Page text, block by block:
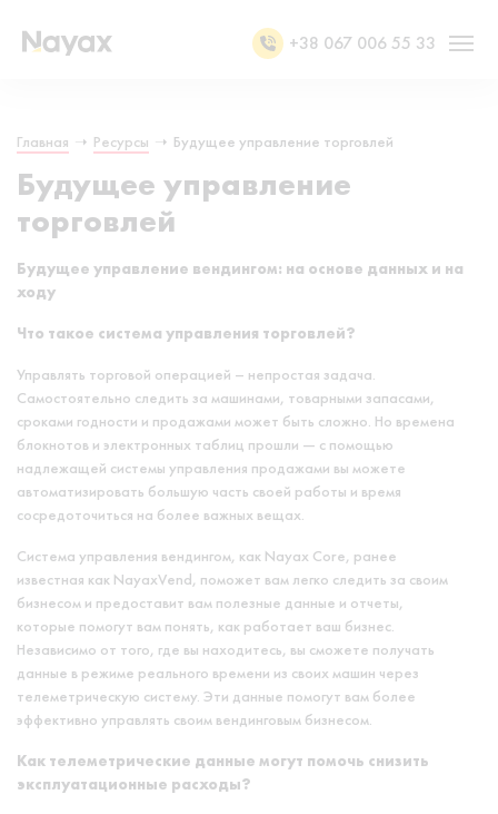
+38 067 006 55 33
Главная ➝ Ресурсы ➝ Будущее управление торговлей
Будущее управление
торговлей
Будущее управление вендингом: на основе данных и на
ходу
Что такое система управления торговлей?
Управлять торговой операцией – непростая задача.
Самостоятельно следить за машинами, товарными запасами,
сроками годности и продажами может быть сложно. Но времена
блокнотов и электронных таблиц прошли — с помощью
надлежащей системы управления продажами вы можете
автоматизировать большую часть своей работы и время
сосредоточиться на более важных вещах.
Система управления вендингом, как Nayax Core, ранее
известная как NayaxVend, поможет вам легко следить за своим
бизнесом и предоставит вам полезные данные и отчеты,
которые помогут вам понять, как работает ваш бизнес.
Независимо от того, где вы находитесь, вы сможете получать
данные в режиме реального времени из своих машин через
телеметрическую систему. Эти данные помогут вам более
эффективно управлять своим вендинговым бизнесом.
Как телеметрические данные могут помочь снизить
эксплуатационные расходы?